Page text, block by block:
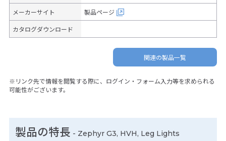
メーカーサイト 製品ページ
カタログダウンロード
関連の製品一覧
※リンク先で情報を閲覧する際に、ログイン・フォーム入力等を求められる
可能性がございます。
製品の特長 - Zephyr G3, HVH, Leg Lights